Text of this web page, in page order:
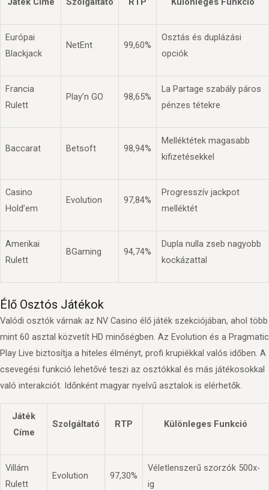
Európai
Blackjack
NetEnt 99,60%
Osztás és duplázási
opciók
Francia
Rulett
Play’n GO 98,65%
La Partage szabály páros
pénzes tétekre
Baccarat Betsoft 98,94%
Melléktétek magasabb
kifizetésekkel
Casino
Hold’em
Evolution 97,84%
Progresszív jackpot
melléktét
Amerikai
Rulett
BGaming 94,74%
Dupla nulla zseb nagyobb
kockázattal
Élő Osztós Játékok
Valódi osztók várnak az NV Casino élő játék szekciójában, ahol több
mint 60 asztal közvetít HD minőségben. Az Evolution és a Pragmatic
Play Live biztosítja a hiteles élményt, profi krupiékkal valós időben. A
csevegési funkció lehetővé teszi az osztókkal és más játékosokkal
való interakciót. Időnként magyar nyelvű asztalok is elérhetők.
Játék
Címe
Szolgáltató RTP Különleges Funkció
Villám
Rulett
Evolution 97,30%
Véletlenszerű szorzók 500x-
ig